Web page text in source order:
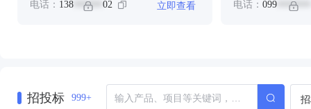
电话： 138 ****** 02 立即查看 电话： 099*******
招投标 999+